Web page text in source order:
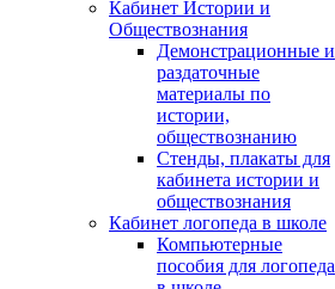
Кабинет Истории и
Обществознания
Демонстрационные и
раздаточные
материалы по
истории,
обществознанию
Стенды, плакаты для
кабинета истории и
обществознания
Кабинет логопеда в школе
Компьютерные
пособия для логопеда